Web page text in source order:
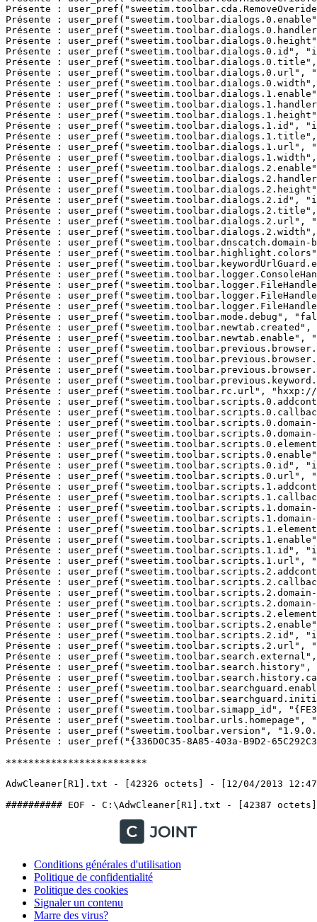
Conditions générales d'utilisation
Politique de confidentialité
Politique des cookies
Signaler un contenu
Marre des virus?